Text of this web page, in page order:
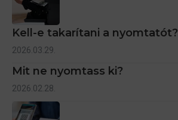
Kell-e takarítani a nyomtatót?
2026.03.29.
Mit ne nyomtass ki?
2026.02.28.